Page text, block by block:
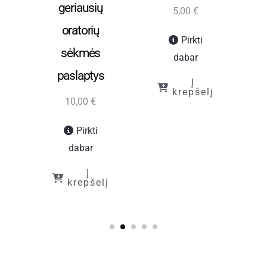
geriausių
oratorių
sėkmės
paslaptys
10,00€
Pirkti
dabar
Į
krepšelį
5,00 €
Pirkti
dabar
Į
krepšelį